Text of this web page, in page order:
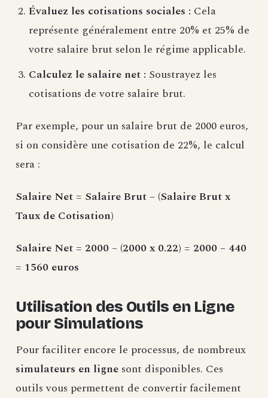
Évaluez les cotisations sociales : Cela
représente généralement entre 20% et 25% de
votre salaire brut selon le régime applicable.
Calculez le salaire net : Soustrayez les
cotisations de votre salaire brut.
Par exemple, pour un salaire brut de 2000 euros,
si on considère une cotisation de 22%, le calcul
sera :
Salaire Net = Salaire Brut – (Salaire Brut x
Taux de Cotisation)
Salaire Net = 2000 – (2000 x 0.22) = 2000 – 440
= 1560 euros
Utilisation des Outils en Ligne
pour Simulations
Pour faciliter encore le processus, de nombreux
simulateurs en ligne sont disponibles. Ces
outils vous permettent de convertir facilement